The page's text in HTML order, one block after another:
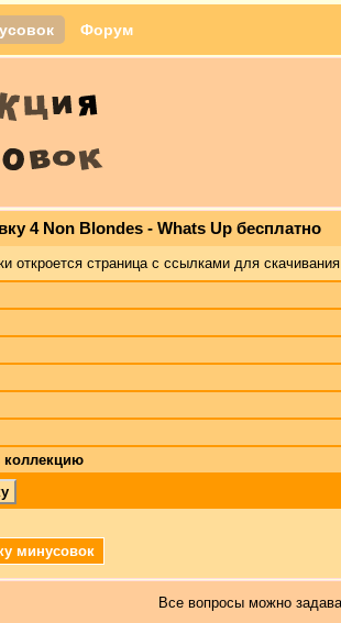
Форум
4 Non Blondes - Whats Up бесплатно
откроется страница с ссылками для
коллекцию
минусовок
Все вопросы можно